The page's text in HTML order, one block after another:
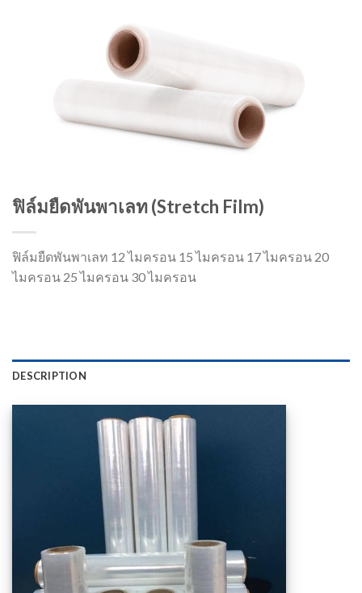
ฟิล์มยืดพันพาเลท (Stretch Film)
ฟิล์มยืดพันพาเลท 12 ไมครอน 15 ไมครอน 17 ไมครอน 20
ไมครอน 25 ไมครอน 30 ไมครอน
DESCRIPTION